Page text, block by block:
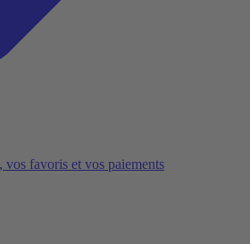
favoris et vos paiements